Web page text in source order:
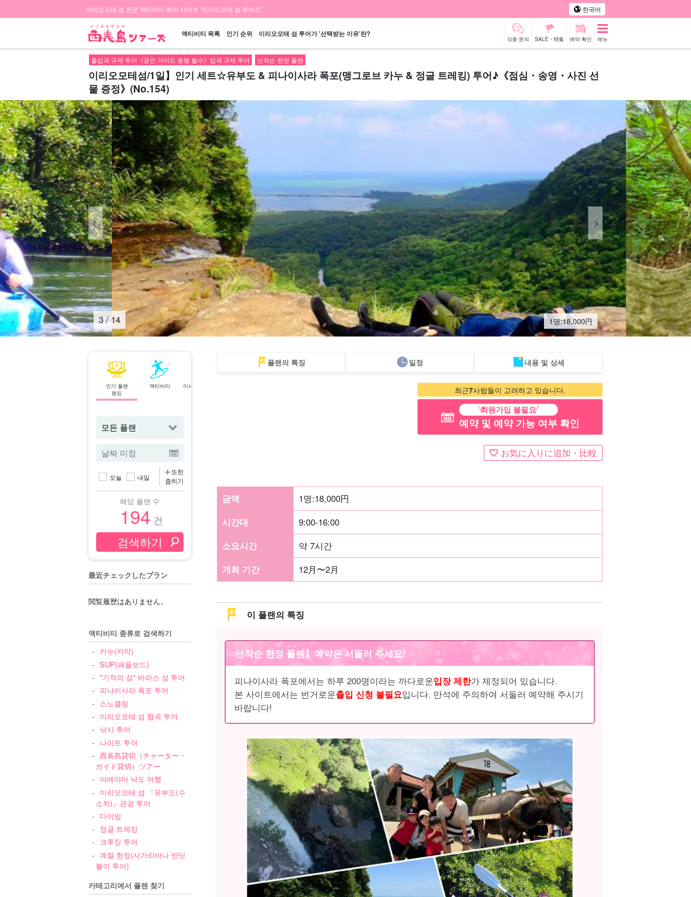
이리오모테 섬 전문 액티비티 예약 사이트 "이리오모테 섬 투어즈" 한국어
액티비티 목록 인기 순위 이리오모테 섬 투어가 '선택받는 이유'란?
각종 문의 SALE・特集 예약 확인 메뉴
출입국 규제 투어《공인 가이드 동행 필수》입국 규제 투어 선착순 한정 플랜
이리오모테섬/1일】인기 세트☆유부도 & 피나이사라 폭포(맹그로브 카누 & 정글 트레킹) 투어♪《점심・송영・사진 선
물 증정》(No.154)
4/14 1명:18,000円
인기 플랜
랭킹
액티비티
이시가키섬⇄이리
바라스 섬 투어 렌터카 관광 투어
오늘 내일
또한
좁히기
해당 플랜 수
194 건
最近チェックしたプラン
閲覧履歴はありません。
액티비티 종류로 검색하기
카누(카약)
SUP(패들보드)
"기적의 섬" 바라스 섬 투어
피나이사라 폭포 투어
스노클링
이리오모테 섬 협곡 투어
낚시 투어
나이트 투어
西表島貸切（チャーター・
ガイド貸切）ツアー
야에야마 낙도 여행
이리오모테 섬 『유부도(수
소차)』관광 투어
다이빙
정글 트레킹
크루징 투어
계절 한정(사가리바나 반딧
불이 투어)
카테고리에서 플랜 찾기
플랜의 특징 일정 내용 및 상세
최근7사람들이 고려하고 있습니다.
회원가입 불필요
예약 및 예약 가능 여부 확인
お気に入りに追加・比較
금액 1명:18,000円
시간대
9:00-16:00
소요시간
약 7시간
개최 기간
12月〜2月
이 플랜의 특징
선착순 한정 플랜】예약은 서둘러 주세요!
피나이사라 폭포에서는 하루 200명이라는 까다로운입장 제한가 제정되어 있습니다.
본 사이트에서는 번거로운출입 신청 불필요입니다. 만석에 주의하여 서둘러 예약해 주시기
바랍니다!